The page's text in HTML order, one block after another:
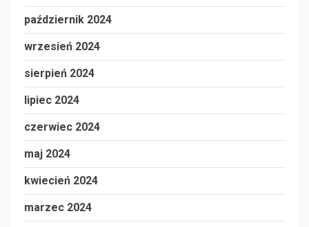
październik 2024
wrzesień 2024
sierpień 2024
lipiec 2024
czerwiec 2024
maj 2024
kwiecień 2024
marzec 2024